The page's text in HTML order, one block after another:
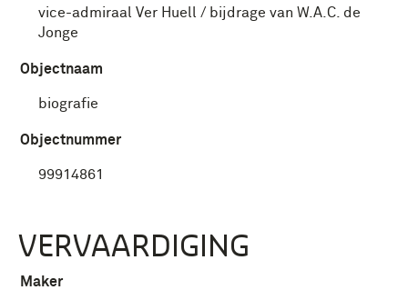
vice-admiraal Ver Huell / bijdrage van W.A.C. de
Jonge
Objectnaam
biografie
Objectnummer
99914861
VERVAARDIGING
Maker